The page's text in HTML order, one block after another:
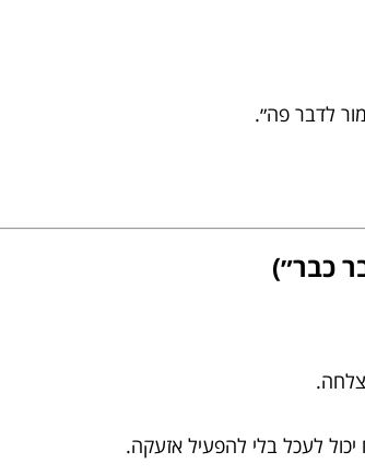
לדבר פה״.
כבר״)
לעכל בלי להפעיל אזעקה.